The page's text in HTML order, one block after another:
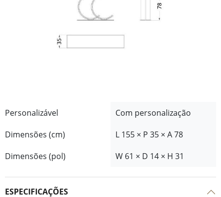
Personalizável
Com personalização
Dimensões (cm)
L 155 × P 35 × A 78
Dimensões (pol)
W 61 × D 14 × H 31
ESPECIFICAÇÕES